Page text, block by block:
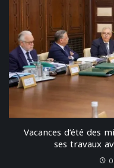
Vacances d’été des
ses travaux